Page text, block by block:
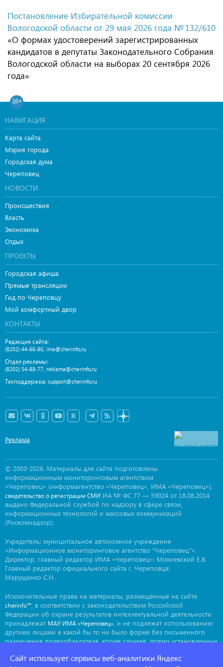
Постановление Избирательной комиссии
Вологодской области от 29 мая 2026 года № 132/610
«О формах удостоверений зарегистрированных
кандидатов в депутаты Законодательного Собрания
Вологодской области на выборах 20 сентября 2026
года»
16+
НАВИГАЦИЯ
Карта сайта
Мэрия города
Городская дума
Череповец
НОВОСТИ
Происшествия
Власть
Экономика
Отдых
ПРОЕКТЫ
Городская афиша
Прямые трансляции
Гид по Череповцу
Мой комфортный двор
КОНТАКТЫ
Редакция сайта:
(8202) 44-66-80, ima@cherinfo.ru
Отдел рекламы:
(8202) 54-88-77, reklama@cherinfo.ru
Техподдержка: support@cherinfo.ru
Реклама
© 2003-2026. Материалы для сайта подготовлены
информационным мониторинговым агентством
«Череповец» (информагентство «Череповец», ИМА «Череповец»),
свидетельство о регистрации СМИ ИА № ФС 77 — 59024 от 18.08.2014
выдано Федеральной службой по надзору в сфере связи,
информационных технологий и массовых коммуникаций
(Роскомнадзор).
Учредитель: муниципальное автономное учреждение
«Информационное мониторинговое агентство "Череповец"».
Директор, главный редактор ИМА «Череповец»: Мокиевский Е.В.
Главный редактор официального сайта г. Череповца:
Марущенко С.Н.
Исключительные права на материалы, размещённые на сайте
cherinfo™ , в соответствии с законодательством Российской
Федерации об охране результатов интеллектуальной деятельности
принадлежат МАУ ИМА «Череповец» , и не подлежат использованию
другими лицами в какой бы то ни было форме без письменного
разрешения правообладателя, кроме случаев, прямо установленных
ima@cherinfo.ru. Мнение авторов может не совпадать с мнением
Сайт использует сервисы веб-аналитики Яндекс